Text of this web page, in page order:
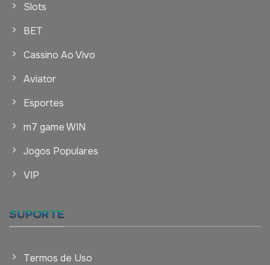
Slots
BET
Cassino Ao Vivo
Aviator
Esportes
m7 game WIN
Jogos Populares
VIP
SUPORTE
Termos de Uso